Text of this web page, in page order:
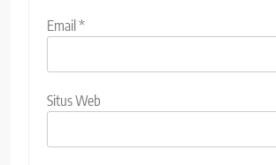
Email*
Situs Web